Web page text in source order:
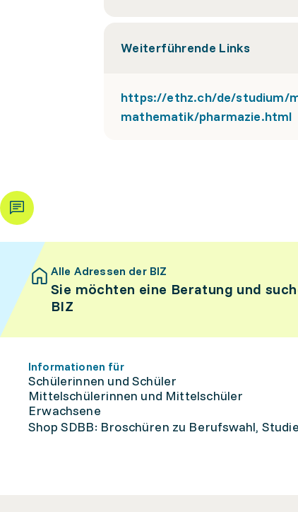
Weiterführende Links
https://ethz.ch/de/studium/
mathematik/pharmazie.html
Alle Adressen der BIZ
Sie möchten eine Beratung und
BIZ
Informationen für
Schülerinnen und Schüler
Mittelschülerinnen und Mittelschüler
Erwachsene
Shop SDBB: Broschüren zu Berufswahl,